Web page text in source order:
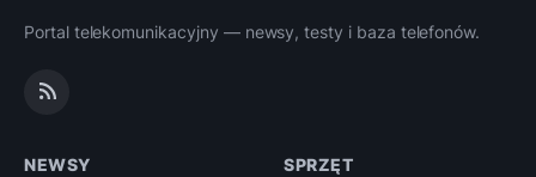
Portal telekomunikacyjny — newsy, testy i baza telefonów.
NEWSY SPRZĘT